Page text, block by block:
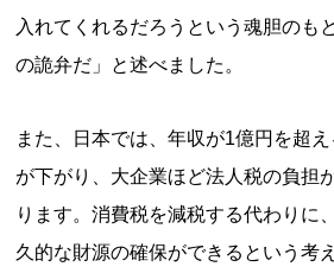
入れてくれるだろうという魂胆のも
の詭弁だ」と述べました。
また、日本では、年収が1億円を超
が下がり、大企業ほど法人税の負担
ります。消費税を減税する代わりに
久的な財源の確保ができるという考